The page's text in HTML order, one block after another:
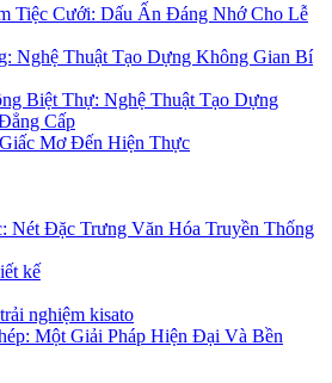
Tiệc Cưới: Dấu Ấn Đáng Nhớ Cho Lễ
Nghệ Thuật Tạo Dựng Không Gian Bí
Biệt Thự: Nghệ Thuật Tạo Dựng
Cấp
Mơ Đến Hiện Thực
Nét Đặc Trưng Văn Hóa Truyền Thống
kế
nghiệm kisato
Một Giải Pháp Hiện Đại Và Bền